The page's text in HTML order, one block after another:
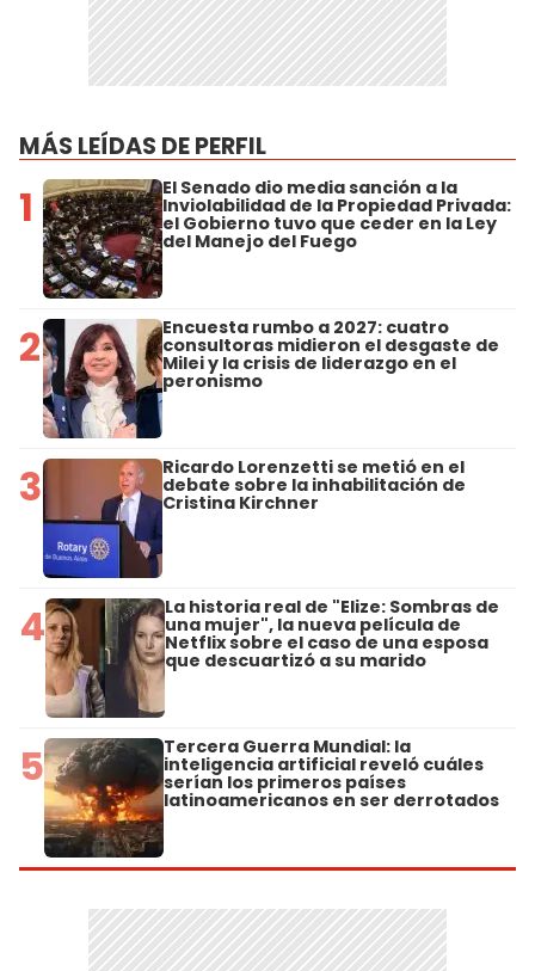
MÁS LEÍDAS DE PERFIL
1 El Senado dio media sanción a la
Inviolabilidad de la Propiedad Privada:
el Gobierno tuvo que ceder en la Ley
del Manejo del Fuego
2 Encuesta rumbo a 2027: cuatro
consultoras midieron el desgaste de
Milei y la crisis de liderazgo en el
peronismo
3 Ricardo Lorenzetti se metió en el
debate sobre la inhabilitación de
Cristina Kirchner
4 La historia real de "Elize: Sombras de
una mujer", la nueva película de
Netflix sobre el caso de una esposa
que descuartizó a su marido
5 Tercera Guerra Mundial: la
inteligencia artificial reveló cuáles
serían los primeros países
latinoamericanos en ser derrotados